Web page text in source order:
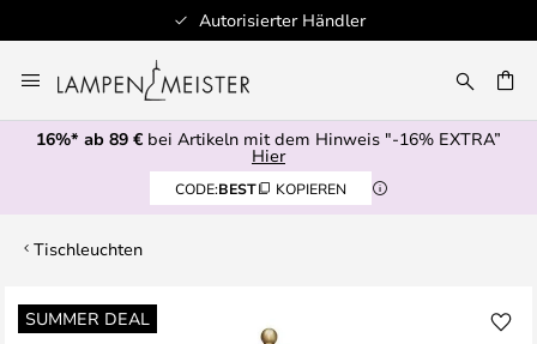
Autorisierter Händler
Inhalt
springen
16%* ab 89 € bei Artikeln mit dem Hinweis "-16% EXTRA”
Hier
CODE:BEST KOPIEREN
Tischleuchten
SUMMER DEAL
Zum
Ende